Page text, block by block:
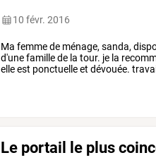
10 févr. 2016
Ma femme de ménage, sanda,
d'une famille de la tour. je la
elle est ponctuelle et dévouée.
Le portail le plus